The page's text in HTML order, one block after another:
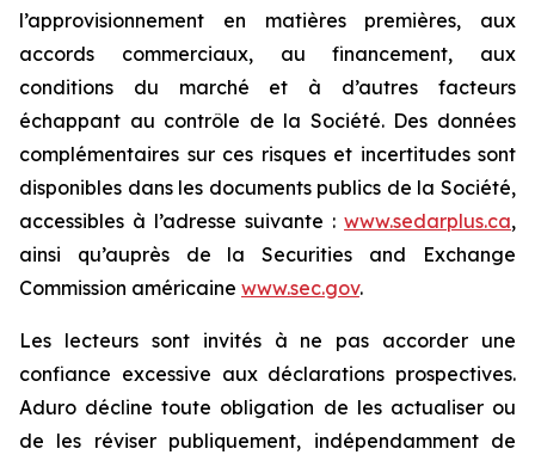
l’approvisionnement en matières premières, aux
accords commerciaux, au financement, aux
conditions du marché et à d’autres facteurs
échappant au contrôle de la Société. Des données
complémentaires sur ces risques et incertitudes sont
disponibles dans les documents publics de la Société,
accessibles à l’adresse suivante : www.sedarplus.ca,
ainsi qu’auprès de la Securities and Exchange
Commission américaine www.sec.gov.
Les lecteurs sont invités à ne pas accorder une
confiance excessive aux déclarations prospectives.
Aduro décline toute obligation de les actualiser ou
de les réviser publiquement, indépendamment de